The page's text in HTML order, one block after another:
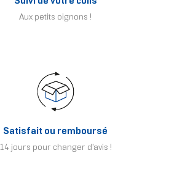
Aux petits oignons !
Satisfait ou remboursé
14 jours pour changer d'avis !